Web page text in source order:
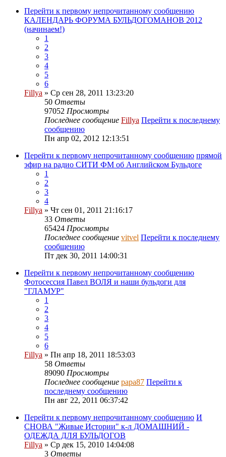
Перейти к первому непрочитанному сообщению
КАЛЕНДАРЬ ФОРУМА БУЛЬДОГОМАНОВ 2012
(начинаем!)
1
2
3
4
5
6
Fillya » Ср сен 28, 2011 13:23:20
50 Ответы
97052 Просмотры
Последнее сообщение Fillya Перейти к последнему
сообщению
Пн апр 02, 2012 12:13:51
Перейти к первому непрочитанному сообщению прямой
эфир на радио СИТИ ФМ об Английском Бульдоге
1
2
3
4
Fillya » Чт сен 01, 2011 21:16:17
33 Ответы
65424 Просмотры
Последнее сообщение vitvel Перейти к последнему
сообщению
Пт дек 30, 2011 14:00:31
Перейти к первому непрочитанному сообщению
Фотосессия Павел ВОЛЯ и наши бульдоги для
"ГЛАМУР"
1
2
3
4
5
6
Fillya » Пн апр 18, 2011 18:53:03
58 Ответы
89090 Просмотры
Последнее сообщение papa87 Перейти к
последнему сообщению
Пн авг 22, 2011 06:37:42
Перейти к первому непрочитанному сообщению И
СНОВА "Живые Истории" к-л ДОМАШНИЙ -
ОДЕЖДА ДЛЯ БУЛЬДОГОВ
Fillya » Ср дек 15, 2010 14:04:08
3 Ответы